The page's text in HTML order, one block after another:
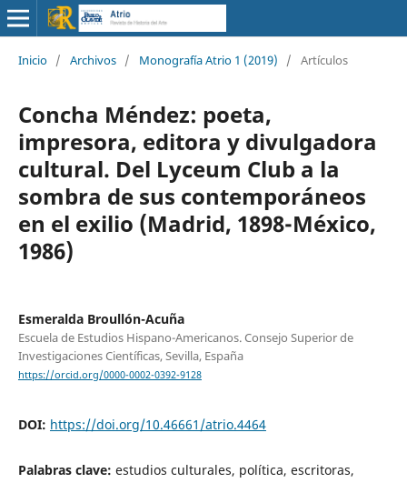
Inicio / Archivos / Monografía Atrio 1 (2019) / Artículos
Concha Méndez: poeta,
impresora, editora y divulgadora
cultural. Del Lyceum Club a la
sombra de sus contemporáneos
en el exilio (Madrid, 1898-México,
1986)
Esmeralda Broullón-Acuña
Escuela de Estudios Hispano-Americanos. Consejo Superior de
Investigaciones Científicas, Sevilla, España
https://orcid.org/0000-0002-0392-9128
DOI: https://doi.org/10.46661/atrio.4464
Palabras clave: estudios culturales, política, escritoras,